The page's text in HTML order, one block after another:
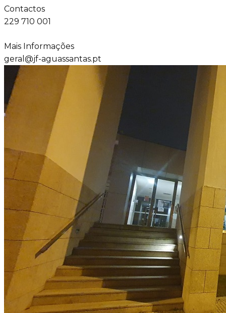
Contactos
229 710 001
Mais Informações
geral@jf-aguassantas.pt